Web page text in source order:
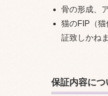
骨の形成、
猫のFIP（
証致しかねま
保証内容につ